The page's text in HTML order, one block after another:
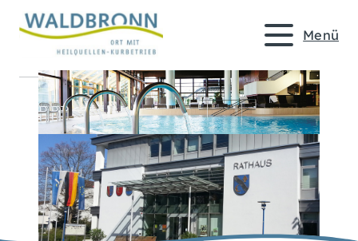
Menü